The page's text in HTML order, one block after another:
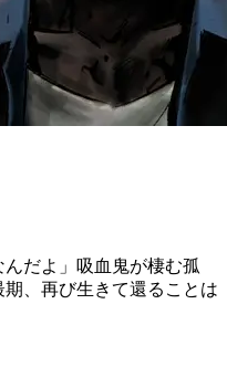
んだよ」吸血鬼が棲む孤
、再び生きて還ることは